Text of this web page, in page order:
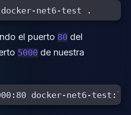
docker-net6-test .
el puerto 80 del
5000 de nuestra